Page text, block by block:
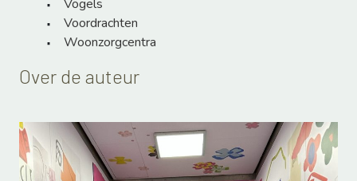
Vögels
Voordrachten
Woonzorgcentra
Over de auteur